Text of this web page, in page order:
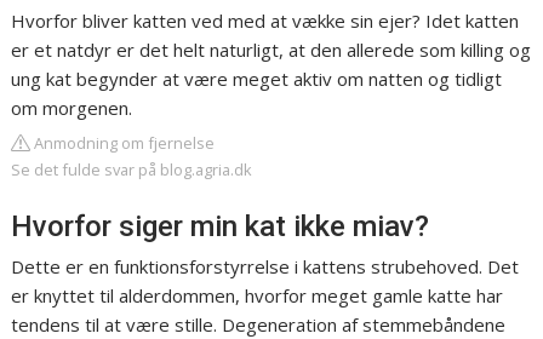
Hvorfor bliver katten ved med at vække sin ejer? Idet katten
er et natdyr er det helt naturligt, at den allerede som killing og
ung kat begynder at være meget aktiv om natten og tidligt
om morgenen.
Anmodning om fjernelse
Se det fulde svar på blog.agria.dk
Hvorfor siger min kat ikke miav?
Dette er en funktionsforstyrrelse i kattens strubehoved. Det
er knyttet til alderdommen, hvorfor meget gamle katte har
tendens til at være stille. Degeneration af stemmebåndene